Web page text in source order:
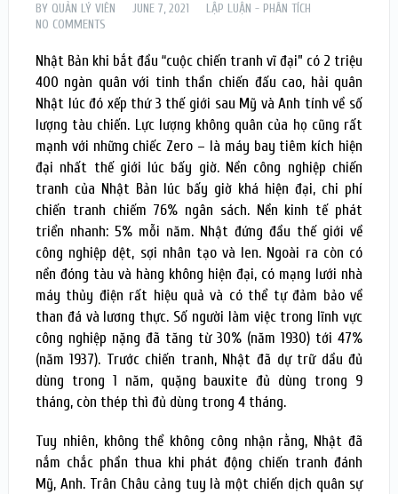
BY QUẢN LÝ VIÊN JUNE 7, 2021
LẬP LUẬN - PHÂN TÍCH
NO COMMENTS
Nhật Bản khi bắt đầu “cuộc chiến tranh vĩ đại” có 2 triệu
400 ngàn quân với tinh thần chiến đấu cao, hải quân
Nhật lúc đó xếp thứ 3 thế giới sau Mỹ và Anh tính về số
lượng tàu chiến. Lực lượng không quân của họ cũng rất
mạnh với những chiếc Zero – là máy bay tiêm kích hiện
đại nhất thế giới lúc bấy giờ. Nền công nghiệp chiến
tranh của Nhật Bản lúc bấy giờ khá hiện đại, chi phí
chiến tranh chiếm 76% ngân sách. Nền kinh tế phát
triển nhanh: 5% mỗi năm. Nhật đứng đầu thế giới về
công nghiệp dệt, sợi nhân tạo và len. Ngoài ra còn có
nền đóng tàu và hàng không hiện đại, có mạng lưới nhà
máy thủy điện rất hiệu quả và có thể tự đảm bảo về
than đá và lương thực. Số người làm việc trong lĩnh vực
công nghiệp nặng đã tăng từ 30% (năm 1930) tới 47%
(năm 1937). Trước chiến tranh, Nhật đã dự trữ dầu đủ
dùng trong 1 năm, quặng bauxite đủ dùng trong 9
tháng, còn thép thì đủ dùng trong 4 tháng.
Tuy nhiên, không thể không công nhận rằng, Nhật đã
nắm chắc phần thua khi phát động chiến tranh đánh
Mỹ, Anh. Trân Châu cảng tuy là một chiến dịch quân sự